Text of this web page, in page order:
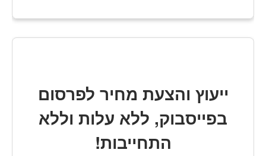
ייעוץ והצעת מחיר לפרסום
בפייסבוק, ללא עלות וללא
התחייבות!